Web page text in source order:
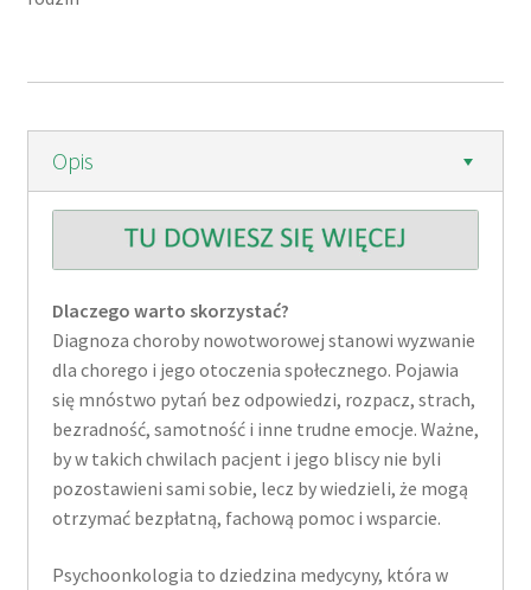
Opis
Dlaczego warto skorzystać?
Diagnoza choroby nowotworowej stanowi wyzwanie
dla chorego i jego otoczenia społecznego. Pojawia
się mnóstwo pytań bez odpowiedzi, rozpacz, strach,
bezradność, samotność i inne trudne emocje. Ważne,
by w takich chwilach pacjent i jego bliscy nie byli
pozostawieni sami sobie, lecz by wiedzieli, że mogą
otrzymać bezpłatną, fachową pomoc i wsparcie.
Psychoonkologia to dziedzina medycyny, która w